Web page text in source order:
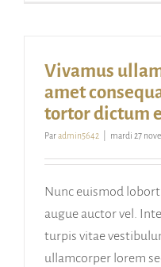
Vivamus
amet
tortor dictum
Paradmin5642 mardi 27
Nunc euismod
augue auctor vel.
turpis vitae
ullamcorper lorem